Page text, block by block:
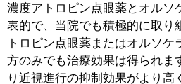
江戸川区時間 江東区時間 墨
表示：PC |モバイル
©